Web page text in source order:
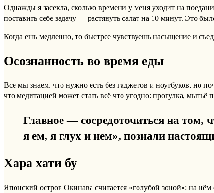
Однажды я засекла, сколько времени у меня уходит на
поставить себе задачу — растянуть салат на 10 минут. Это
Когда ешь медленно, то быстрее чувствуешь насыщение и
Осознанность во время еды
Все мы знаем, что нужно есть без гаджетов и ноутбуков, но
что медитацией может стать всё что угодно: прогулка, мытьё
Главное — сосредоточиться на
я ем, я глух и нем», познали
Хара хати бу
Японский остров Окинава считается «голубой зоной»: на